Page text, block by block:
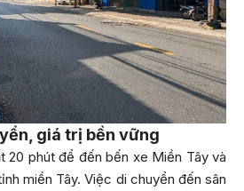
giá trị bền vững
20 phút để đến bến xe Miền Tây và
miền Tây. Việc di chuyển đến sân